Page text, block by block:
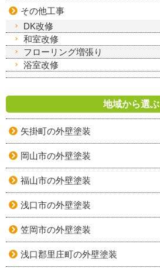
その他工事
DK改修
和室改修
フローリング増張り
浴室改修
地域から選ぶ
矢掛町の外壁塗装
岡山市の外壁塗装
福山市の外壁塗装
浅口市の外壁塗装
笠岡市の外壁塗装
浅口郡里庄町の外壁塗装